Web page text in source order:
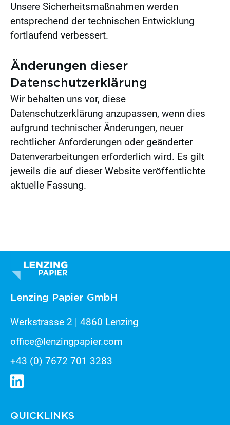
Unsere Sicherheitsmaßnahmen werden
entsprechend der technischen Entwicklung
fortlaufend verbessert.
Änderungen dieser
Datenschutzerklärung
Wir behalten uns vor, diese
Datenschutzerklärung anzupassen, wenn dies
aufgrund technischer Änderungen, neuer
rechtlicher Anforderungen oder geänderter
Datenverarbeitungen erforderlich wird. Es gilt
jeweils die auf dieser Website veröffentlichte
aktuelle Fassung.
Lenzing Papier GmbH
Werkstrasse 2 | 4860 Lenzing
office@lenzingpapier.com
+43 (0) 7672 701 3283
QUICKLINKS